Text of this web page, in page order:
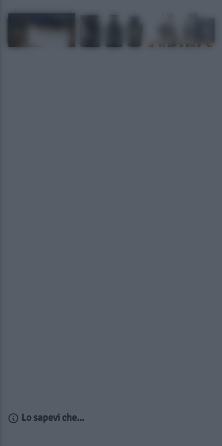
Lo sapevi che...